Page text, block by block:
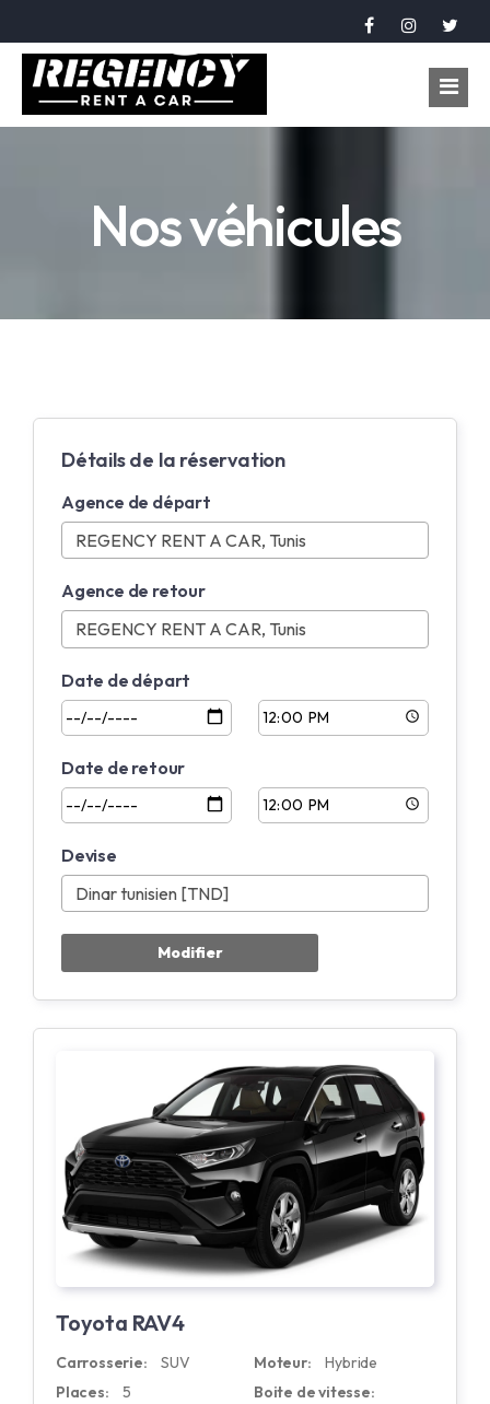
À propos
Langue
عربي
English
Nos véhicules
Détails de la réservation
Agence de départ
Agence de retour
Date de départ
Date de retour
Devise
Toyota RAV4
Carrosserie:
SUV
Places:
5
Moteur:
Hybride
Boite de vitesse: